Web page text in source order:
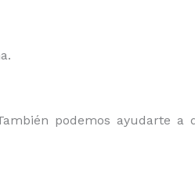
podemos ayudarte a